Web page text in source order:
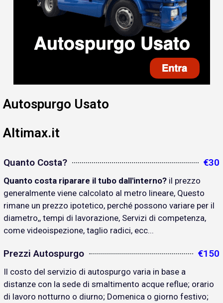
Autospurgo Usato
Altimax.it
Quanto Costa? €30
Quanto costa riparare il tubo dall'interno? il prezzo
generalmente viene calcolato al metro lineare, Questo
rimane un prezzo ipotetico, perché possono variare per il
diametro,, tempi di lavorazione, Servizi di competenza,
come videoispezione, taglio radici, ecc...
Prezzi Autospurgo €150
Il costo del servizio di autospurgo varia in base a
distanze con la sede di smaltimento acque reflue; orario
di lavoro notturno o diurno; Domenica o giorno festivo;